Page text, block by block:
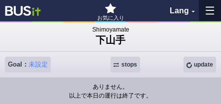
お気に入り
Lang
My Favorites
History
See the map
Shimoyamate
下山手
Goal： 未設定 update
stops
ありません。
以上で本日の運行は終了です。